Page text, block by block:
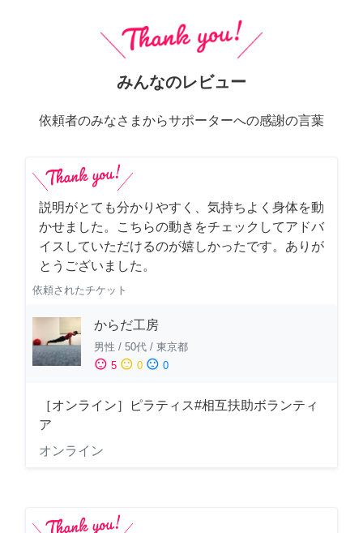
みんなのレビュー
依頼者のみなさまからサポーターへの感謝の言葉
説明がとても分かりやすく、気持ちよく身体を動
かせました。こちらの動きをチェックしてアドバ
イスしていただけるのが嬉しかったです。ありが
とうございました。
依頼されたチケット
からだ工房
男性 / 50代 / 東京都
sentiment_satisfied 5 sentiment_neutral 0 sentiment_dissatisfied 0
［オンライン］ピラティス#相互扶助ボランティ
ア
オンライン